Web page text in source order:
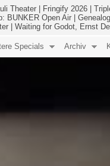
Theater Fringify 2026
BUNKER Open Air
Waiting for Godot, Ernst
Specials Archiv